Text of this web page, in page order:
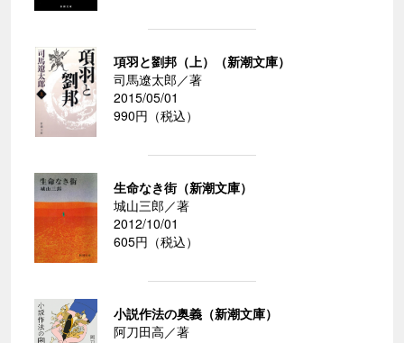
項羽と劉邦（上）（新潮文庫）
司馬遼太郎／著
2015/05/01
990円（税込）
生命なき街（新潮文庫）
城山三郎／著
2012/10/01
605円（税込）
小説作法の奥義（新潮文庫）
阿刀田高／著